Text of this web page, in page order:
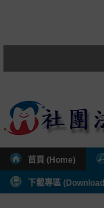
首頁 (Home)
下載專區